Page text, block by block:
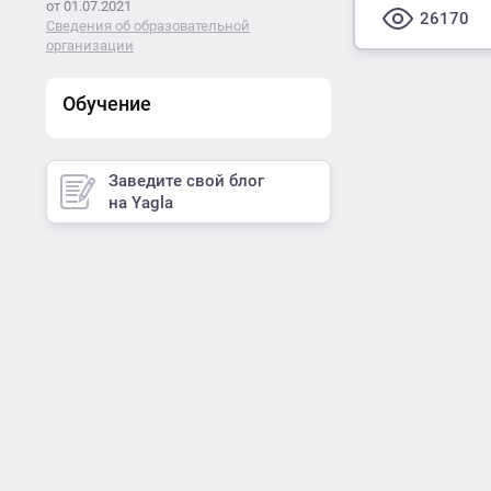
26170
от 01.07.2021
Сведения об образовательной
организации
Обучение
Заведите свой блог
на Yagla